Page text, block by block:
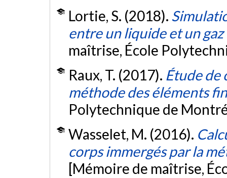
Lortie, S. (2018).
entre un liquide et un
maîtrise, École
Raux, T. (2017). Étude de
méthode des éléments
Polytechnique de
Wasselet, M. (2016).
corps immergés par la
[Mémoire de maîtrise,